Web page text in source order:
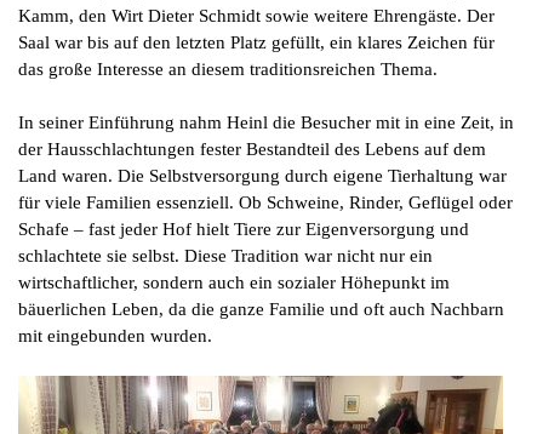
Kamm, den Wirt Dieter Schmidt sowie weitere Ehrengäste. Der
Saal war bis auf den letzten Platz gefüllt, ein klares Zeichen für
das große Interesse an diesem traditionsreichen Thema.
In seiner Einführung nahm Heinl die Besucher mit in eine Zeit, in
der Hausschlachtungen fester Bestandteil des Lebens auf dem
Land waren. Die Selbstversorgung durch eigene Tierhaltung war
für viele Familien essenziell. Ob Schweine, Rinder, Geflügel oder
Schafe – fast jeder Hof hielt Tiere zur Eigenversorgung und
schlachtete sie selbst. Diese Tradition war nicht nur ein
wirtschaftlicher, sondern auch ein sozialer Höhepunkt im
bäuerlichen Leben, da die ganze Familie und oft auch Nachbarn
mit eingebunden wurden.